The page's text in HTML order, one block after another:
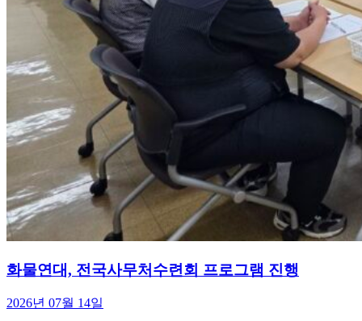
화물연대, 전국사무처수련회 프로그램 진행
2026년 07월 14일